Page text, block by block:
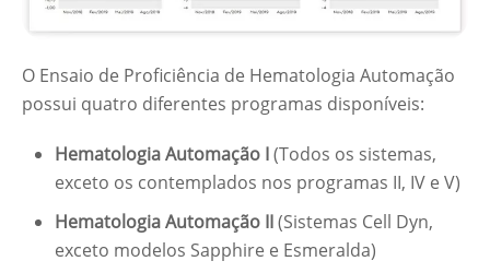
O Ensaio de Proficiência de Hematologia Automação
possui quatro diferentes programas disponíveis:
Hematologia Automação I(Todos os sistemas,
exceto os contemplados nos programas II, IV e V)
Hematologia Automação II(Sistemas Cell Dyn,
exceto modelos Sapphire e Esmeralda)